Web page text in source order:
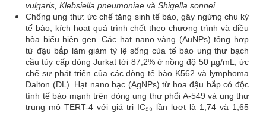
vulgaris, Klebsiella pneumoniae và Shigella sonnei
Chống ung thư: ức chế tăng sinh tế bào, gây ngừng chu kỳ
tế bào, kích hoạt quá trình chết theo chương trình và điều
hòa biểu hiện gen. Các hạt nano vàng (AuNPs) tổng hợp
từ đậu bắp làm giảm tỷ lệ sống của tế bào ung thư bạch
cầu tủy cấp dòng Jurkat tới 87,2% ở nồng độ 50 µg/mL, ức
chế sự phát triển của các dòng tế bào K562 và lymphoma
Dalton (DL). Hạt nano bạc (AgNPs) từ hoa đậu bắp có độc
tính tế bào mạnh trên dòng ung thư phổi A-549 và ung thư
trung mô TERT-4 với giá trị IC₅₀ lần lượt là 1,74 và 1,65